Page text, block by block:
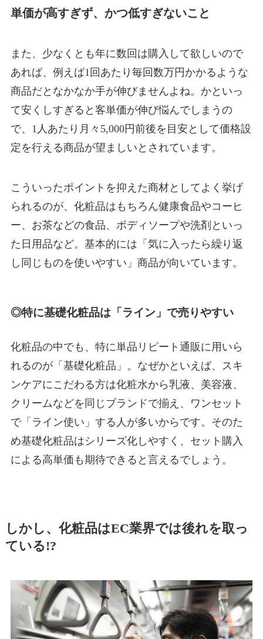
単価が高すぎず、かつ低すぎないこと
また、少なくとも年に数回は購入して欲しいので
あれば、例えば1回あたり毎回数万円かかるような
商品だとなかなか手が伸びませんよね。かといっ
て安くしすぎると客単価が伸び悩んでしまうの
で、1人あたり月々5,000円前後を目安として価格設
定を行える商品が望ましいとされています。
こういったポイントを抑えた商材としてよく挙げ
られるのが、化粧品はもちろん健康食品やコーヒ
ー、お茶などの食品、ボディソープや洗剤といっ
た日用品など。基本的には「気に入ったら繰り返
し同じものを使いやすい」商品が向いています。
◎特に基礎化粧品は「ライン」で売りやすい
化粧品の中でも、特に単品リピート通販に用いら
れるのが「基礎化粧品」。なぜかといえば、スキ
ンケアにこだわる方は化粧水から乳液、美容液、
クリームなどを同じブランドで揃え、ワンセット
で「ライン使い」する人が多いからです。そのた
め基礎化粧品はシリーズ化しやすく、セット購入
による高単価も期待できると言えるでしょう。
しかし、化粧品はEC業界では後れを取っ
ている!?